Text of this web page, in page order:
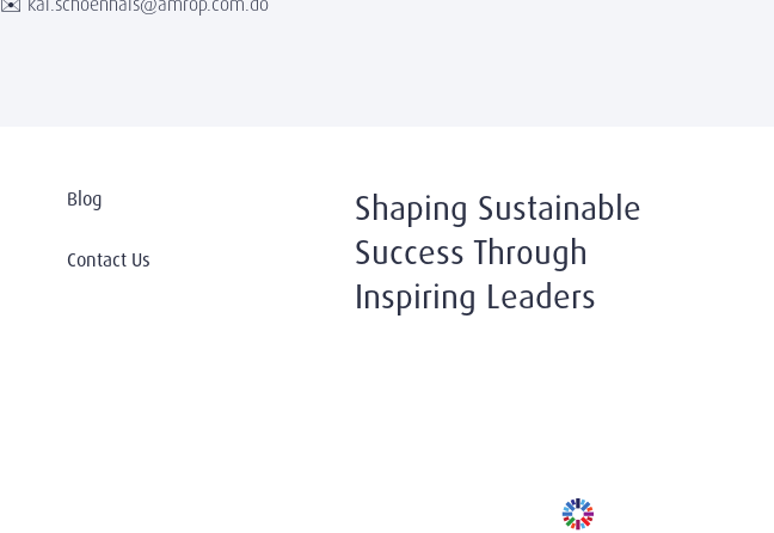
Blog
Contact Us
Shaping Sustainable
Success Through
Inspiring Leaders